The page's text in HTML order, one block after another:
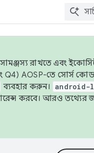
রাখতে এবং
Q4) AOSP-তে সোর্স
ব্যবহার করুন। android-
করবে। আরও তথ্যের